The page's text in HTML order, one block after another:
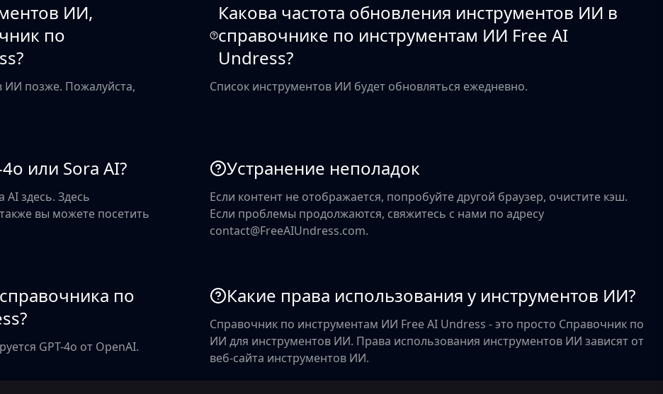
ИИ,
по
ИИ позже. Пожалуйста,
Какова частота обновления инструментов ИИ в
справочнике по инструментам ИИ Free AI
Undress?
Список инструментов ИИ будет обновляться ежедневно.
или Sora AI?
здесь. Здесь
вы можете посетить
Устранение неполадок
Если контент не отображается, попробуйте другой браузер, очистите кэш.
Если проблемы продолжаются, свяжитесь с нами по адресу
contact@FreeAIUndress.com.
по
GPT-4o от OpenAI.
Какие права использования у инструментов ИИ?
Справочник по инструментам ИИ Free AI Undress - это просто Справочник по
ИИ для инструментов ИИ. Права использования инструментов ИИ зависят от
веб-сайта инструментов ИИ.